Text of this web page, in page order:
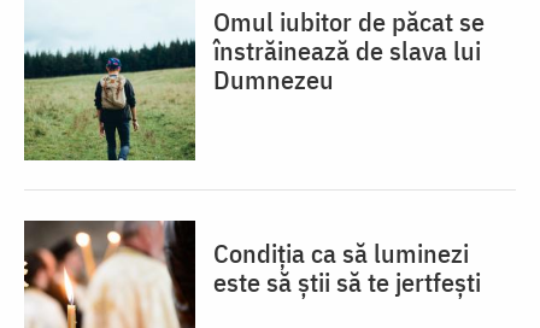
Omul iubitor de păcat se
înstrăinează de slava lui
Dumnezeu
Condiția ca să luminezi
este să știi să te jertfești